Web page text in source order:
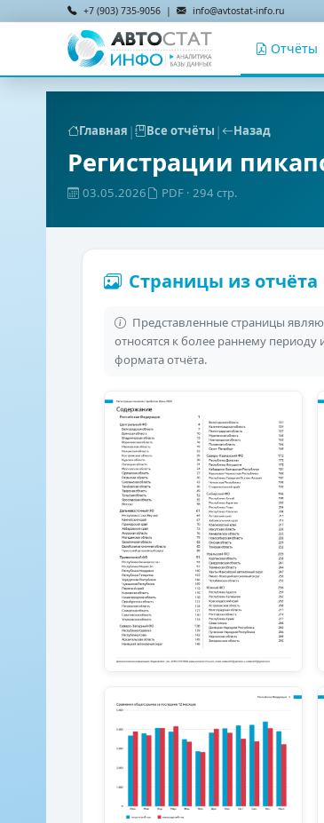
+7 (903) 735-9056 | info@avtostat-info.ru
Отчёты
Главная | Все отчёты | Назад
Регистрации
03.05.2026 PDF · 294 стр.
Страницы из отчёта
Представленные страницы
относятся к более раннему
формата отчёта.